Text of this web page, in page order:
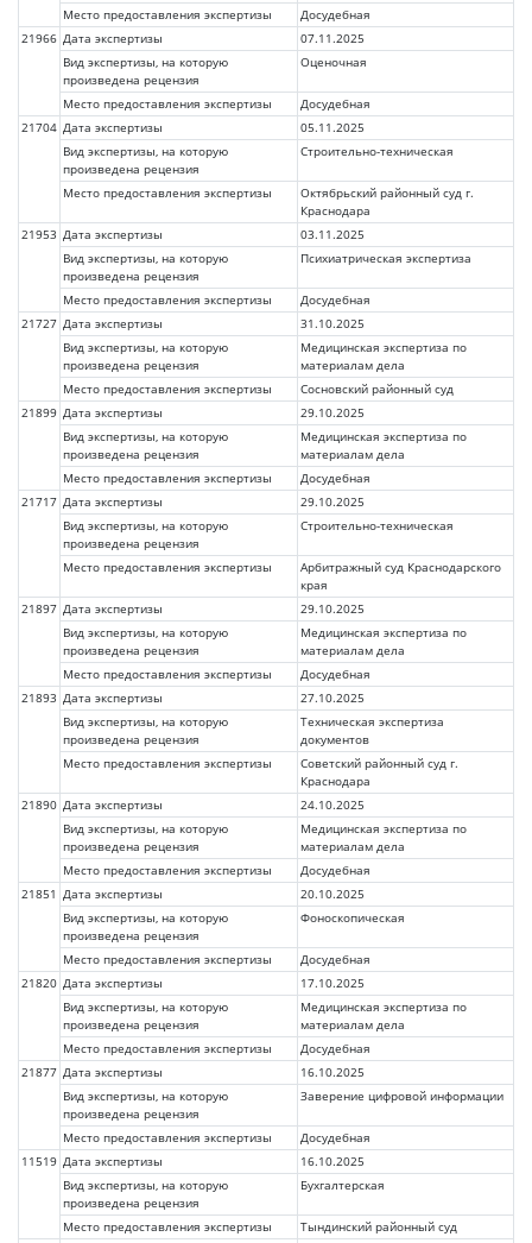
Место предоставления экспертизы
Досудебная
21966 Дата экспертизы
07.11.2025
Вид экспертизы, на которую
произведена рецензия
Оценочная
Место предоставления экспертизы
Досудебная
21704 Дата экспертизы
05.11.2025
Вид экспертизы, на которую
произведена рецензия
Строительно-техническая
Место предоставления экспертизы
Октябрьский районный суд г.
Краснодара
21953 Дата экспертизы
03.11.2025
Вид экспертизы, на которую
произведена рецензия
Психиатрическая экспертиза
Место предоставления экспертизы
Досудебная
21727 Дата экспертизы
31.10.2025
Вид экспертизы, на которую
произведена рецензия
Медицинская экспертиза по
материалам дела
Место предоставления экспертизы
Сосновский районный суд
21899 Дата экспертизы
29.10.2025
Вид экспертизы, на которую
произведена рецензия
Медицинская экспертиза по
материалам дела
Место предоставления экспертизы
Досудебная
21717 Дата экспертизы
29.10.2025
Вид экспертизы, на которую
произведена рецензия
Строительно-техническая
Место предоставления экспертизы
Арбитражный суд Краснодарского
края
21897 Дата экспертизы
29.10.2025
Вид экспертизы, на которую
произведена рецензия
Медицинская экспертиза по
материалам дела
Место предоставления экспертизы
Досудебная
21893 Дата экспертизы
27.10.2025
Вид экспертизы, на которую
произведена рецензия
Техническая экспертиза
документов
Место предоставления экспертизы
Советский районный суд г.
Краснодара
21890 Дата экспертизы
24.10.2025
Вид экспертизы, на которую
произведена рецензия
Медицинская экспертиза по
материалам дела
Место предоставления экспертизы
Досудебная
21851 Дата экспертизы
20.10.2025
Вид экспертизы, на которую
произведена рецензия
Фоноскопическая
Место предоставления экспертизы
Досудебная
21820 Дата экспертизы
17.10.2025
Вид экспертизы, на которую
произведена рецензия
Медицинская экспертиза по
материалам дела
Место предоставления экспертизы
Досудебная
21877 Дата экспертизы
16.10.2025
Вид экспертизы, на которую
произведена рецензия
Заверение цифровой информации
Место предоставления экспертизы
Досудебная
11519 Дата экспертизы
16.10.2025
Вид экспертизы, на которую
произведена рецензия
Бухгалтерская
Место предоставления экспертизы
Тындинский районный суд